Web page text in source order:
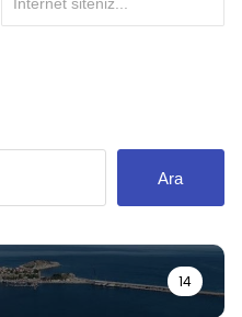
Ara
14